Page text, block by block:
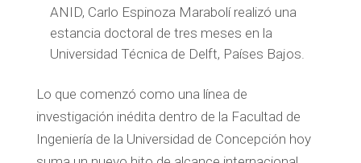
ANID, Carlo Espinoza Marabolí realizó una
estancia doctoral de tres meses en la
Universidad Técnica de Delft, Países Bajos.
Lo que comenzó como una línea de
investigación inédita dentro de la Facultad de
Ingeniería de la Universidad de Concepción hoy